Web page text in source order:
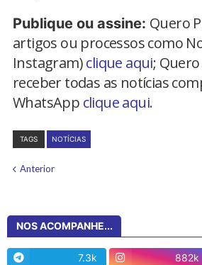
Publique ou assine: Quero
artigos ou processos como
Instagram)clique aqui;
receber todas as notícias
WhatsApp clique aqui.
TAGS NOTÍCIAS
Anterior
NOS ACOMPANHE...
7.3k 882k